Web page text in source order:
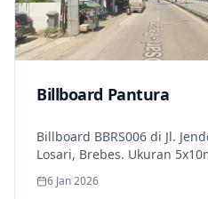
Billboard Pantura
Billboard BBRS006 di Jl.
Losari, Brebes. Ukuran
frontlight dan lampu atas.
Pantura nasional dengan
6 Jan 2026